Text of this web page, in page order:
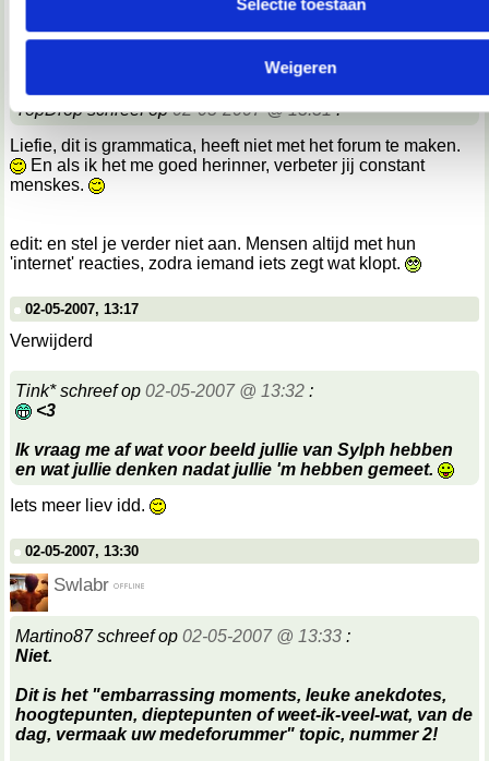
67 derdendie uw gegevens kunnen
en verwerken.
Weigeren
02-05-2007, 13:14
TopDrop schreef op02-05-2007 @ 13:31:
Liefie, dit is grammatica, heeft niet met het forum te maken.
En als ik het me goed herinner, verbeter jij constant
menskes.
edit: en stel je verder niet aan. Mensen altijd met hun
'internet' reacties, zodra iemand iets zegt wat klopt.
02-05-2007, 13:17
Verwijderd
Tink* schreef op 02-05-2007 @ 13:32 :
<3
Ik vraag me af wat voor beeld jullie van Sylph hebben
en wat jullie denken nadat jullie 'm hebben gemeet.
Iets meer liev idd.
02-05-2007, 13:30
Swlabr
Martino87 schreef op 02-05-2007 @ 13:33 :
Niet.
Dit is het "embarrassing moments, leuke anekdotes,
hoogtepunten, dieptepunten of weet-ik-veel-wat, van de
dag, vermaak uw medeforummer" topic, nummer 2!